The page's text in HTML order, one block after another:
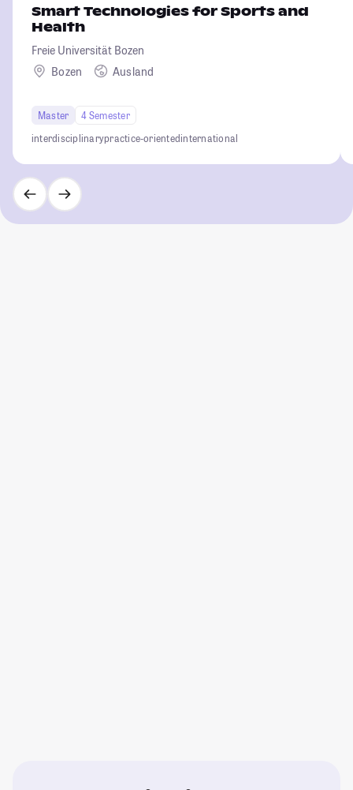
Smart Technologies for Sports and
Health
Freie Universität Bozen
Bozen
Ausland
Master
4 Semester
interdisciplinarypractice-orientedinternational